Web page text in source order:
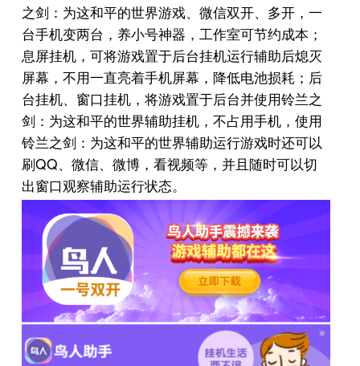
之剑：为这和平的世界游戏、微信双开、多开，一
台手机变两台，养小号神器，工作室可节约成本；
息屏挂机，可将游戏置于后台挂机运行辅助后熄灭
屏幕，不用一直亮着手机屏幕，降低电池损耗；后
台挂机、窗口挂机，将游戏置于后台并使用铃兰之
剑：为这和平的世界辅助挂机，不占用手机，使用
铃兰之剑：为这和平的世界辅助运行游戏时还可以
刷QQ、微信、微博，看视频等，并且随时可以切
出窗口观察辅助运行状态。